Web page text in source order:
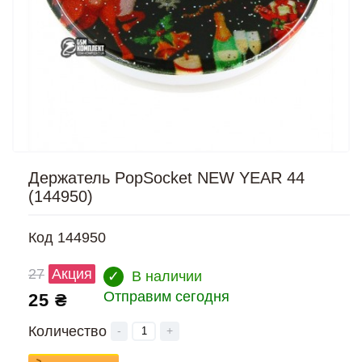
Держатель PopSocket NEW YEAR 44
(144950)
Код 144950
27 Акция
25 ₴
✓
В наличии
Отправим сегодня
Количество - +